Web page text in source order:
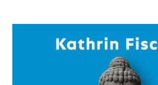
Achtsam geht die Welt
Zur Wunschliste hinzufügen